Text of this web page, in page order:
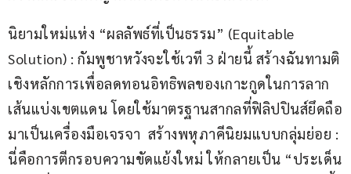
นิยามใหม่แห่ง “ผลลัพธ์ที่เป็นธรรม” (Equitable
Solution) : กัมพูชาหวังจะใช้เวที 3 ฝ่ายนี้ สร้างฉันทามติ
เชิงหลักการเพื่อลดทอนอิทธิพลของเกาะกูดในการลาก
เส้นแบ่งเขตแดน โดยใช้มาตรฐานสากลที่ฟิลิปปินส์ยึดถือ
มาเป็นเครื่องมือเจรจา  สร้างพหุภาคีนิยมแบบกลุ่มย่อย :
นี่คือการตีกรอบความขัดแย้งใหม่ ให้กลายเป็น “ประเด็น